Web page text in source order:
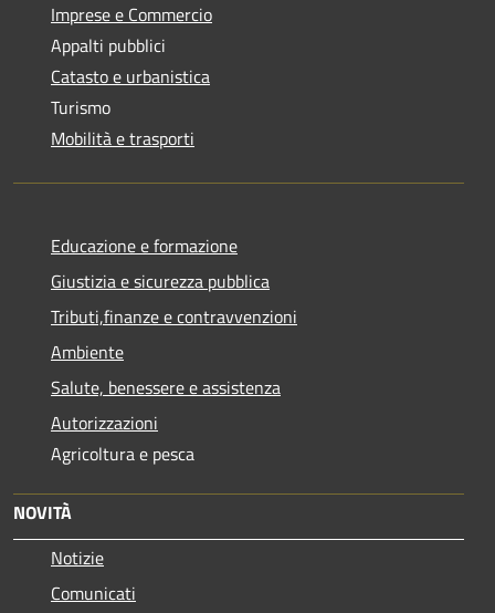
Imprese e Commercio
Appalti pubblici
Catasto e urbanistica
Turismo
Mobilità e trasporti
Educazione e formazione
Giustizia e sicurezza pubblica
Tributi,finanze e contravvenzioni
Ambiente
Salute, benessere e assistenza
Autorizzazioni
Agricoltura e pesca
NOVITÀ
Notizie
Comunicati